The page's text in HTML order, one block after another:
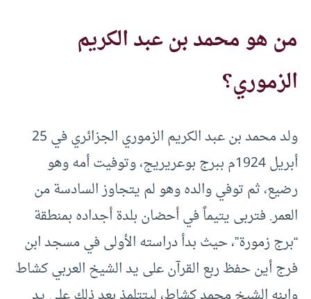
من هو محمد بن عبد الكريم
الزموري؟
ولد محمد بن عبد الكريم الزموري الجزائري في 25
أبريل 1924م ببرج بوعريريج، وتوفيت أمه وهو
رضيع، ثم توفي والده وهو لم يتجاوز السادسة من
العمر. فتربى يتيماً في أحضان بلدة أجداده بمنطقة
“برج زمورة”، حيث بدأ دراسته الأولى في مسجد ابن
فرج أين حفظ ربع القرآن على يد الشيخ العربي كشاط